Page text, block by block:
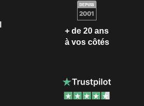
+ de 20 ans
à vos côtés